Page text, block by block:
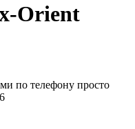
Orient
по телефону просто